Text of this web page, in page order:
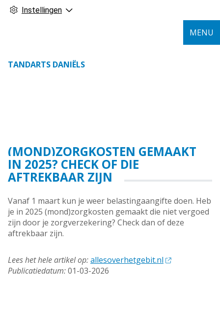
Instellingen
TANDARTS DANIËLS
MENU
(MOND)ZORGKOSTEN GEMAAKT
IN 2025? CHECK OF DIE
AFTREKBAAR ZIJN
Vanaf 1 maart kun je weer belastingaangifte doen. Heb
je in 2025 (mond)zorgkosten gemaakt die niet vergoed
zijn door je zorgverzekering? Check dan of deze
aftrekbaar zijn.
Lees het hele artikel op:allesoverhetgebit.nl
Publicatiedatum:01-03-2026